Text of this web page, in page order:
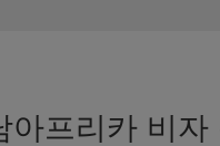
프리카 비